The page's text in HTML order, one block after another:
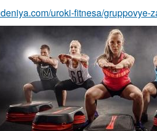
uroki-fitnesa/gruppovye-